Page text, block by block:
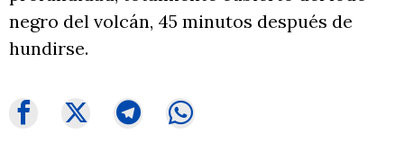
negro del volcán, 45 minutos después de
hundirse.